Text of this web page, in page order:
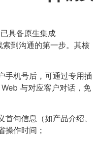
具备原生集成
到沟通的第一步。其核
手机号后，可通过专用插
与对应客户对话，免
首句信息（如产品介绍、
操作时间；